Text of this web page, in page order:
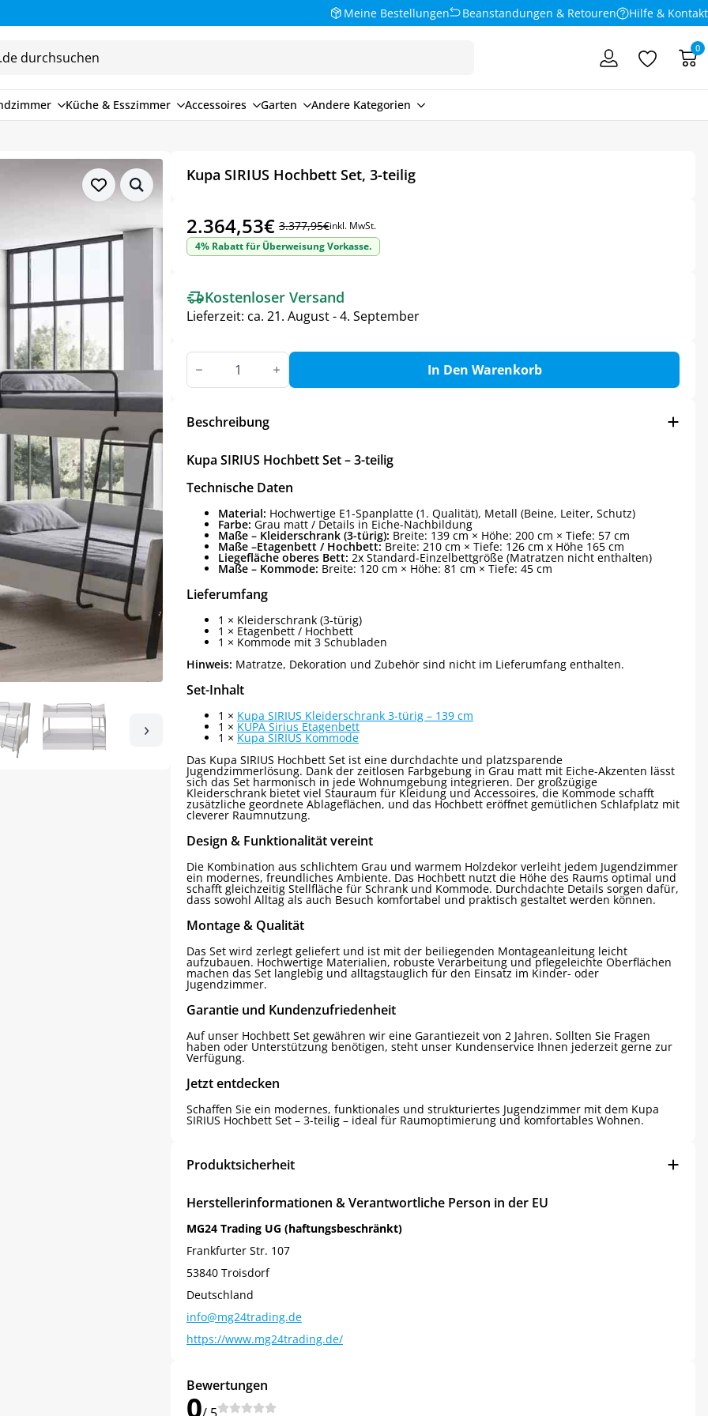
Meine Bestellungen Beanstandungen & Retouren Hilfe & Kontakt
0
Küche & Esszimmer Accessoires Garten Andere Kategorien
›
Kupa SIRIUS Hochbett Set, 3-teilig
3.377,95€
Ursprünglicher
Preis
3.377,95€
2.364,53€
Aktueller
Preis
2.364,53€.
inkl. MwSt.
4% Rabatt für Überweisung Vorkasse.
Kostenloser Versand
Lieferzeit: ca. 21. August - 4. September
Kupa
SIRIUS
Hochbett
teilig
In Den Warenkorb
Beschreibung
Kupa SIRIUS Hochbett Set – 3-teilig
Technische Daten
Material: Hochwertige E1-Spanplatte (1. Qualität), Metall (Beine, Leiter, Schutz)
Farbe: Grau matt / Details in Eiche-Nachbildung
Maße – Kleiderschrank (3-türig): Breite: 139 cm × Höhe: 200 cm × Tiefe: 57 cm
Maße –Etagenbett / Hochbett:Breite: 210 cm × Tiefe: 126 cm x Höhe 165 cm
Liegefläche oberes Bett: 2x Standard-Einzelbettgröße (Matratzen nicht enthalten)
Maße – Kommode: Breite: 120 cm × Höhe: 81 cm × Tiefe: 45 cm
Lieferumfang
1 × Kleiderschrank (3-türig)
1 × Etagenbett / Hochbett
1 × Kommode mit 3 Schubladen
Hinweis: Matratze, Dekoration und Zubehör sind nicht im Lieferumfang enthalten.
Set-Inhalt
1 × Kupa SIRIUS Kleiderschrank 3-türig – 139 cm
1 × KUPA Sirius Etagenbett
1 × Kupa SIRIUS Kommode
Das Kupa SIRIUS Hochbett Set ist eine durchdachte und platzsparende
Jugendzimmerlösung. Dank der zeitlosen Farbgebung in Grau matt mit Eiche-Akzenten lässt
sich das Set harmonisch in jede Wohnumgebung integrieren. Der großzügige
Kleiderschrank bietet viel Stauraum für Kleidung und Accessoires, die Kommode schafft
zusätzliche geordnete Ablageflächen, und das Hochbett eröffnet gemütlichen Schlafplatz mit
cleverer Raumnutzung.
Design & Funktionalität vereint
Die Kombination aus schlichtem Grau und warmem Holzdekor verleiht jedem Jugendzimmer
ein modernes, freundliches Ambiente. Das Hochbett nutzt die Höhe des Raums optimal und
schafft gleichzeitig Stellfläche für Schrank und Kommode. Durchdachte Details sorgen dafür,
dass sowohl Alltag als auch Besuch komfortabel und praktisch gestaltet werden können.
Montage & Qualität
Das Set wird zerlegt geliefert und ist mit der beiliegenden Montageanleitung leicht
aufzubauen. Hochwertige Materialien, robuste Verarbeitung und pflegeleichte Oberflächen
machen das Set langlebig und alltagstauglich für den Einsatz im Kinder- oder
Jugendzimmer.
Garantie und Kundenzufriedenheit
Auf unser Hochbett Set gewähren wir eine Garantiezeit von 2 Jahren. Sollten Sie Fragen
haben oder Unterstützung benötigen, steht unser Kundenservice Ihnen jederzeit gerne zur
Verfügung.
Jetzt entdecken
Schaffen Sie ein modernes, funktionales und strukturiertes Jugendzimmer mit dem Kupa
SIRIUS Hochbett Set – 3-teilig – ideal für Raumoptimierung und komfortables Wohnen.
Produktsicherheit
Herstellerinformationen & Verantwortliche Person in der EU
MG24 Trading UG (haftungsbeschränkt)
Frankfurter Str. 107
53840 Troisdorf
Deutschland
info@mg24trading.de
https://www.mg24trading.de/
Bewertungen
0